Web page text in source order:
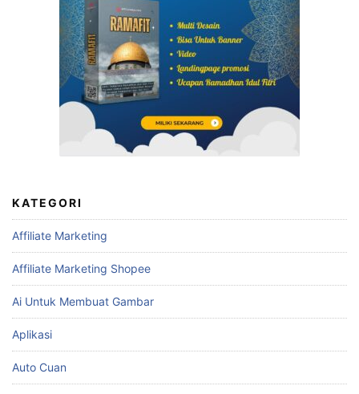
KATEGORI
Affiliate Marketing
Affiliate Marketing Shopee
Ai Untuk Membuat Gambar
Aplikasi
Auto Cuan